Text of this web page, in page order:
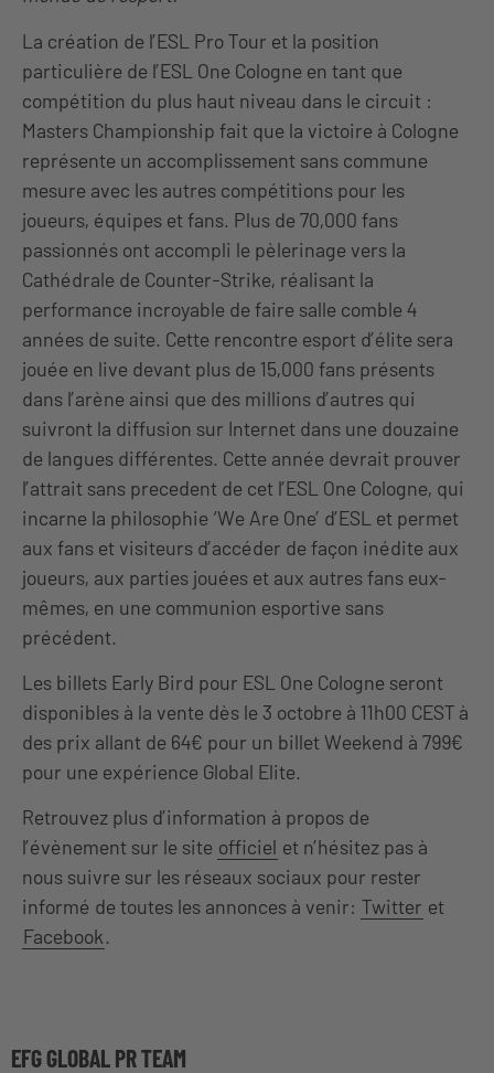
La création de l’ESL Pro Tour et la position
particulière de l’ESL One Cologne en tant que
compétition du plus haut niveau dans le circuit :
Masters Championship fait que la victoire à Cologne
représente un accomplissement sans commune
mesure avec les autres compétitions pour les
joueurs, équipes et fans. Plus de 70,000 fans
passionnés ont accompli le pèlerinage vers la
Cathédrale de Counter-Strike, réalisant la
performance incroyable de faire salle comble 4
années de suite. Cette rencontre esport d’élite sera
jouée en live devant plus de 15,000 fans présents
dans l’arène ainsi que des millions d’autres qui
suivront la diffusion sur Internet dans une douzaine
de langues différentes. Cette année devrait prouver
l’attrait sans precedent de cet l’ESL One Cologne, qui
incarne la philosophie ‘We Are One’ d’ESL et permet
aux fans et visiteurs d’accéder de façon inédite aux
joueurs, aux parties jouées et aux autres fans eux-
mêmes, en une communion esportive sans
précédent.
Les billets Early Bird pour ESL One Cologne seront
disponibles à la vente dès le 3 octobre à 11h00 CEST à
des prix allant de 64€ pour un billet Weekend à 799€
pour une expérience Global Elite.
Retrouvez plus d’information à propos de
l’évènement sur le site officiel et n’hésitez pas à
nous suivre sur les réseaux sociaux pour rester
informé de toutes les annonces à venir: Twitter et
Facebook.
EFG GLOBAL PR TEAM